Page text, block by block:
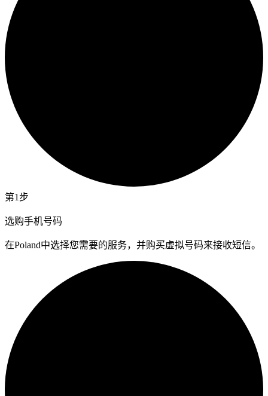
第1步
选购手机号码
在Poland中选择您需要的服务，并购买虚拟号码来接收短信。